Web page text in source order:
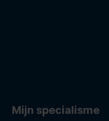
Mijn specialisme